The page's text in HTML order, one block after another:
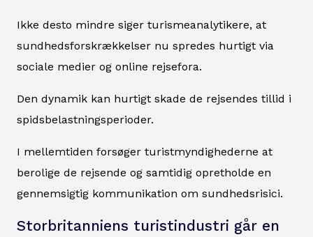
Ikke desto mindre siger turismeanalytikere, at
sundhedsforskrækkelser nu spredes hurtigt via
sociale medier og online rejsefora.
Den dynamik kan hurtigt skade de rejsendes tillid i
spidsbelastningsperioder.
I mellemtiden forsøger turistmyndighederne at
berolige de rejsende og samtidig opretholde en
gennemsigtig kommunikation om sundhedsrisici.
Storbritanniens turistindustri går en